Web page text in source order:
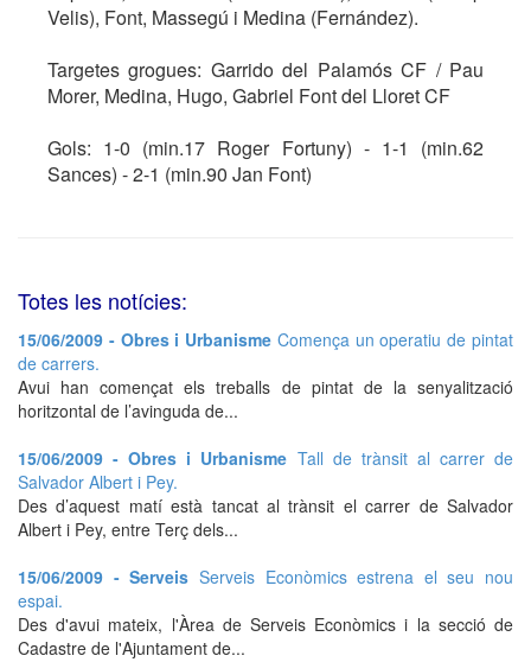
Velis), Font, Massegú i Medina (Fernández).
Targetes grogues: Garrido del Palamós CF / Pau
Morer, Medina, Hugo, Gabriel Font del Lloret CF
Gols: 1-0 (min.17 Roger Fortuny) - 1-1 (min.62
Sances) - 2-1 (min.90 Jan Font)
Totes les notícies:
15/06/2009 - Obres i Urbanisme Comença un operatiu de pintat
de carrers.
Avui han començat els treballs de pintat de la senyalització
horitzontal de l’avinguda de...
15/06/2009 - Obres i Urbanisme Tall de trànsit al carrer de
Salvador Albert i Pey.
Des d’aquest matí està tancat al trànsit el carrer de Salvador
Albert i Pey, entre Terç dels...
15/06/2009 - Serveis Serveis Econòmics estrena el seu nou
espai.
Des d'avui mateix, l'Àrea de Serveis Econòmics i la secció de
Cadastre de l'Ajuntament de...